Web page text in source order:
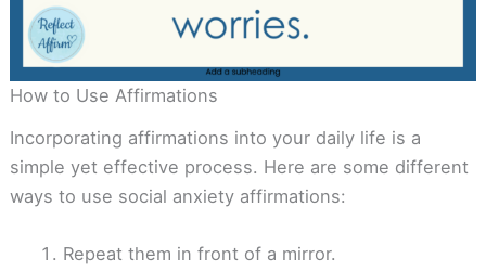
How to Use Affirmations
Incorporating affirmations into your daily life is a
simple yet effective process. Here are some different
ways to use social anxiety affirmations:
Repeat them in front of a mirror.